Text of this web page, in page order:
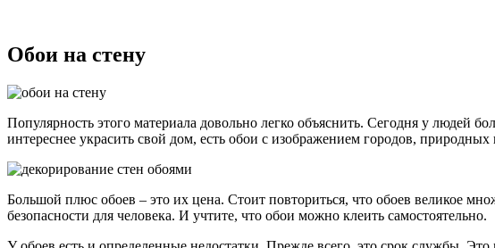
Обои на стену
Популярность этого материала довольно легко объяснить. Сегодня у людей
интереснее украсить свой дом, есть обои с изображением городов,
Большой плюс обоев – это их цена. Стоит повториться, что обоев великое
безопасности для человека. И учтите, что обои можно клеить самостоятельно.